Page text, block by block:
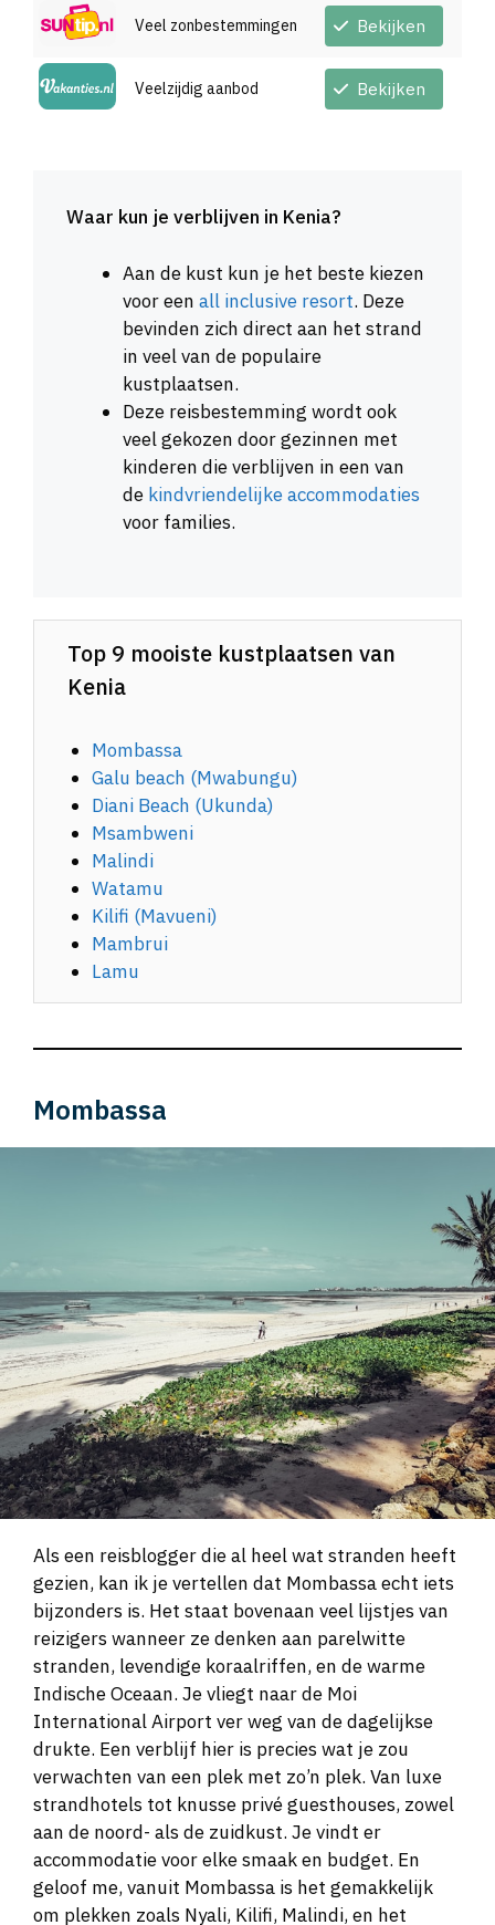
Veel zonbestemmingen Bekijken
Veelzijdig aanbod Bekijken
Waar kun je verblijven in Kenia?
Aan de kust kun je het beste kiezen
voor een all inclusive resort. Deze
bevinden zich direct aan het strand
in veel van de populaire
kustplaatsen.
Deze reisbestemming wordt ook
veel gekozen door gezinnen met
kinderen die verblijven in een van
de kindvriendelijke accommodaties
voor families.
Top 9 mooiste kustplaatsen van
Kenia
Mombassa
Galu beach (Mwabungu)
Diani Beach (Ukunda)
Msambweni
Malindi
Watamu
Kilifi (Mavueni)
Mambrui
Lamu
Mombassa
Als een reisblogger die al heel wat stranden heeft
gezien, kan ik je vertellen dat Mombassa echt iets
bijzonders is. Het staat bovenaan veel lijstjes van
reizigers wanneer ze denken aan parelwitte
stranden, levendige koraalriffen, en de warme
Indische Oceaan. Je vliegt naar de Moi
International Airport ver weg van de dagelijkse
drukte. Een verblijf hier is precies wat je zou
verwachten van een plek met zo’n plek. Van luxe
strandhotels tot knusse privé guesthouses, zowel
aan de noord- als de zuidkust. Je vindt er
accommodatie voor elke smaak en budget. En
geloof me, vanuit Mombassa is het gemakkelijk
om plekken zoals Nyali, Kilifi, Malindi, en het